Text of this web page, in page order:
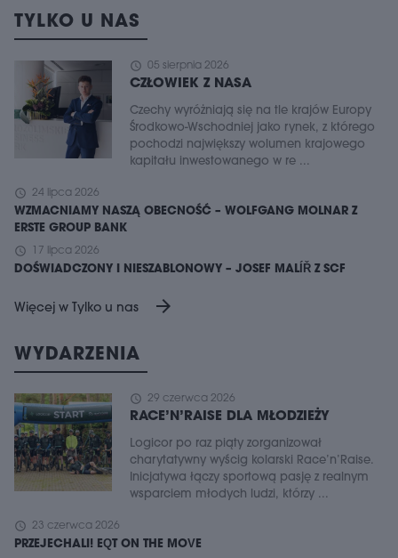
TYLKO U NAS
schedule 05 sierpnia 2026
CZŁOWIEK Z NASA
Czechy wyróżniają się na tle krajów Europy
Środkowo-Wschodniej jako rynek, z którego
pochodzi największy wolumen krajowego
kapitału inwestowanego w re ...
schedule 24 lipca 2026
WZMACNIAMY NASZĄ OBECNOŚĆ – WOLFGANG MOLNAR Z
ERSTE GROUP BANK
schedule 17 lipca 2026
DOŚWIADCZONY I NIESZABLONOWY – JOSEF MALÍŘ Z SCF
Więcej w Tylko u nas arrow_forward
WYDARZENIA
schedule 29 czerwca 2026
RACE’N’RAISE DLA MŁODZIEŻY
Logicor po raz piąty zorganizował
charytatywny wyścig kolarski Race’n’Raise.
Inicjatywa łączy sportową pasję z realnym
wsparciem młodych ludzi, którzy ...
schedule 23 czerwca 2026
PRZEJECHALI! EQT ON THE MOVE